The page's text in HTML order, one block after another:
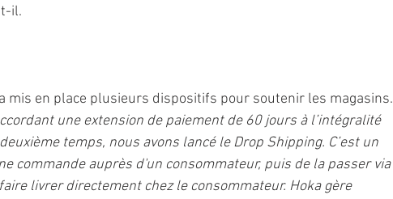
il.
mis en place plusieurs dispositifs pour soutenir les magasins.
une extension de paiement de 60 jours à l’intégralité
temps, nous avons lancé le Drop Shipping. C’est un
commande auprès d'un consommateur, puis de la passer via
livrer directement chez le consommateur. Hoka gère